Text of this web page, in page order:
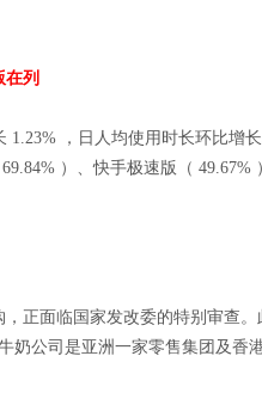
列
，日人均使用时长环比增
）、快手极速版（
正面临国家发改委的特别审查
奶公司是亚洲一家零售集团及